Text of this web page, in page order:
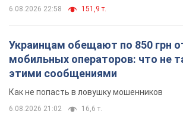
6.08.2026 22:58 151,9 т.
Украинцам обещают по 850 грн
мобильных операторов: что не
этими сообщениями
Как не попасть в ловушку мошенников
6.08.2026 21:02 16,6 т.